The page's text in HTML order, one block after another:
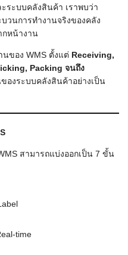
ะระบบคลังสินค้า เราพบว่า
วนการทำงานจริงของคลัง
กหน้างาน
ของ WMS ตั้งแต่ Receiving,
Packing จนถึง
องระบบคลังสินค้าอย่างเป็น
สามารถแบ่งออกเป็น 7 ขั้น
time